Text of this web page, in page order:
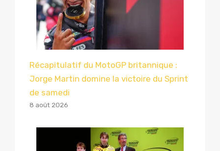
Récapitulatif du MotoGP britannique :
Jorge Martin domine la victoire du Sprint
de samedi
8 août 2026